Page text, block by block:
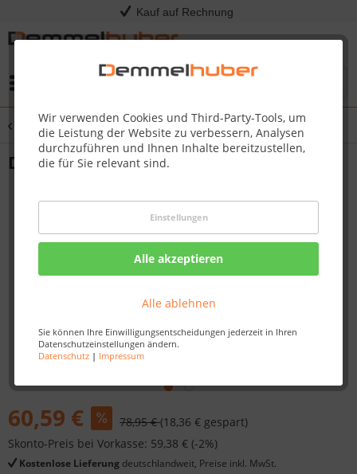
Kauf auf Rechnung
Wir verwenden Cookies und Third-Party-Tools, um
die Leistung der Website zu verbessern, Analysen
durchzuführen und Ihnen Inhalte bereitzustellen,
die für Sie relevant sind.
Einstellungen
Alle akzeptieren
Alle ablehnen
Sie können Ihre Einwilligungsentscheidungen jederzeit in Ihren
Datenschutzeinstellungen ändern.
Datenschutz| Impressum
Übersicht Drehspieße
Drehspieß-Korb mit zwei Kammern
60,59 € 78,95 €(18,36 € gespart)
Skonto-Preis bei Vorkasse: 59,38 € (-2%)
Kostenlose Lieferung deutschlandweit, Preise inkl. MwSt.